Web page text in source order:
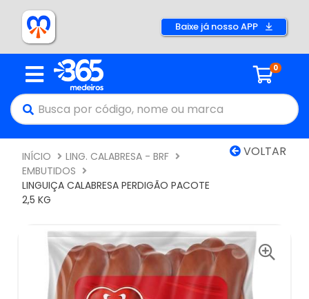
Baixe já nosso APP
0
VOLTAR
INÍCIO
LING. CALABRESA - BRF
EMBUTIDOS
LINGUIÇA CALABRESA PERDIGÃO PACOTE
2,5 KG